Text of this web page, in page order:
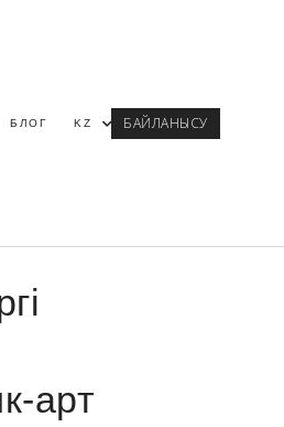
БЛОГ KZ БАЙЛАНЫСУ
арт